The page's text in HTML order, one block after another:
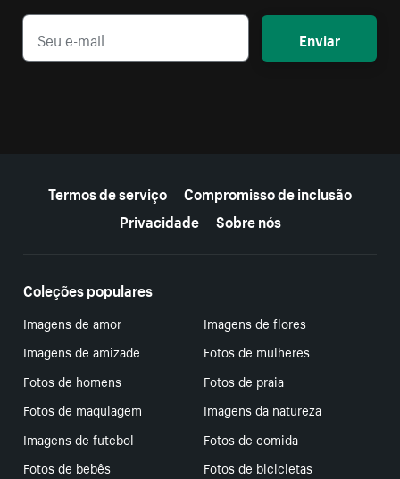
Enviar
Termos de serviço
Compromisso de inclusão
Privacidade
Sobre nós
Coleções populares
Imagens de amor
Imagens de flores
Imagens de amizade
Fotos de mulheres
Fotos de homens
Fotos de praia
Fotos de maquiagem
Imagens da natureza
Imagens de futebol
Fotos de comida
Fotos de bebês
Fotos de bicicletas